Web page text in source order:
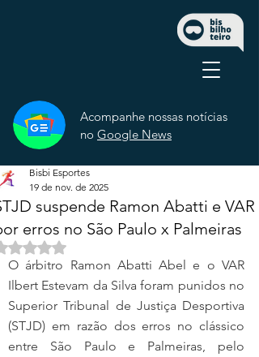
Acompanhe nossas notícias
no Google News
suspende Ramon Abatti e VAR
erros no São Paulo x Palmeiras
Bisbi Esportes
19 de nov. de 2025
Avaliado com NaN de 5 estrelas.
O árbitro Ramon Abatti Abel e o VAR
Ilbert Estevam da Silva foram punidos no
Superior Tribunal de Justiça Desportiva
(STJD) em razão dos erros no clássico
entre São Paulo e Palmeiras, pelo